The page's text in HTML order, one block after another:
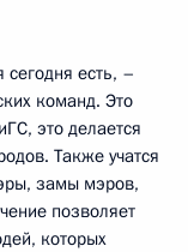
сегодня есть, –
команд. Это
это делается
Также учатся
замы мэров,
позволяет
которых